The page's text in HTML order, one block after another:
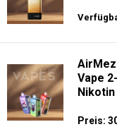
Vape
Nikotin
Preis: